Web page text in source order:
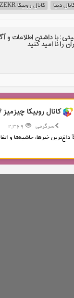
دنیا کانال روبیکا IRANZEKR
با داشتن اطلاعات و
را نا امید کنید
کانال روبیکا چیزمیز
سرگرمی
2,369
داغ‌ترین خبرها، حاشیه‌ها و